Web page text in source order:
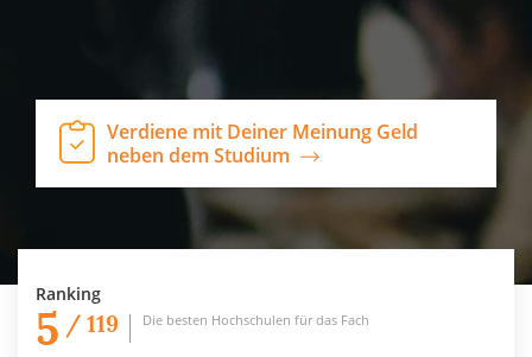
Verdiene mit Deiner Meinung Geld
neben dem Studium
Ranking
5 / 119 Die besten Hochschulen für das Fach